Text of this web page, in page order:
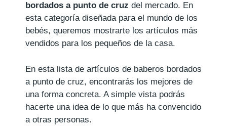
bordados a punto de cruz del mercado. En
esta categoría diseñada para el mundo de los
bebés, queremos mostrarte los artículos más
vendidos para los pequeños de la casa.
En esta lista de artículos de baberos bordados
a punto de cruz, encontrarás los mejores de
una forma concreta. A simple vista podrás
hacerte una idea de lo que más ha convencido
a otras personas.